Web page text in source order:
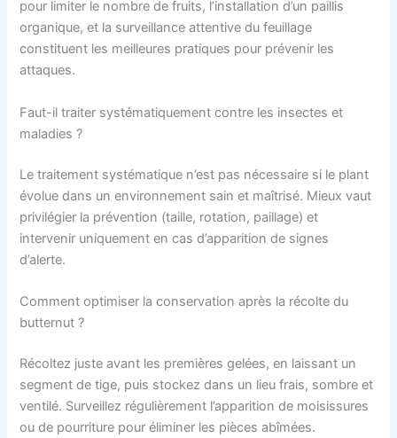
pour limiter le nombre de fruits, l’installation d’un paillis
organique, et la surveillance attentive du feuillage
constituent les meilleures pratiques pour prévenir les
attaques.
Faut-il traiter systématiquement contre les insectes et
maladies ?
Le traitement systématique n’est pas nécessaire si le plant
évolue dans un environnement sain et maîtrisé. Mieux vaut
privilégier la prévention (taille, rotation, paillage) et
intervenir uniquement en cas d’apparition de signes
d’alerte.
Comment optimiser la conservation après la récolte du
butternut ?
Récoltez juste avant les premières gelées, en laissant un
segment de tige, puis stockez dans un lieu frais, sombre et
ventilé. Surveillez régulièrement l’apparition de moisissures
ou de pourriture pour éliminer les pièces abîmées.